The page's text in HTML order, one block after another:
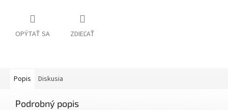
OPÝTAŤ SA ZDIEĽAŤ
Popis Diskusia
Podrobný popis